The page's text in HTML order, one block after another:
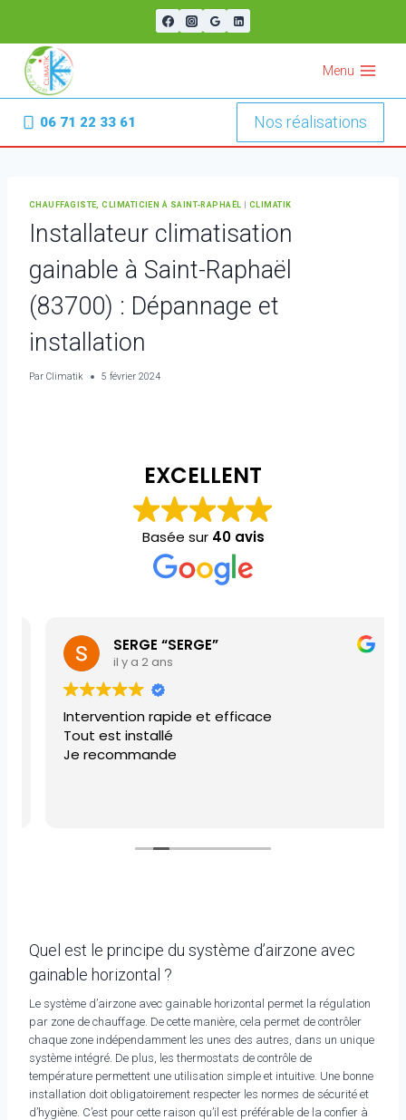
contenu
Menu
06 71 22 33 61 Nos réalisations
CHAUFFAGISTE, CLIMATICIEN À SAINT-RAPHAËL |CLIMATIK
Installateur climatisation
gainable à Saint-Raphaël
(83700) : Dépannage et
installation
Par Climatik 5 février 2024
EXCELLENT
Basée sur 40 avis
SERGE “SERGE”
il y a 2 ans
Intervention rapide et efficace
Tout est installé
Je recommande
Quel est le principe du système d’airzone avec
gainable horizontal ?
Le système d’airzone avec gainable horizontal permet la régulation
par zone de chauffage. De cette manière, cela permet de contrôler
chaque zone indépendamment les unes des autres, dans un unique
système intégré. De plus, les thermostats de contrôle de
température permettent une utilisation simple et intuitive. Une bonne
installation doit obligatoirement respecter les normes de sécurité et
d’hygiène. C’est pour cette raison qu’il est préférable de la confier à